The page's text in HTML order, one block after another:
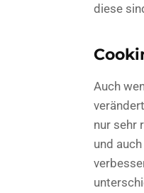
diese
Auch
nur sehr
und